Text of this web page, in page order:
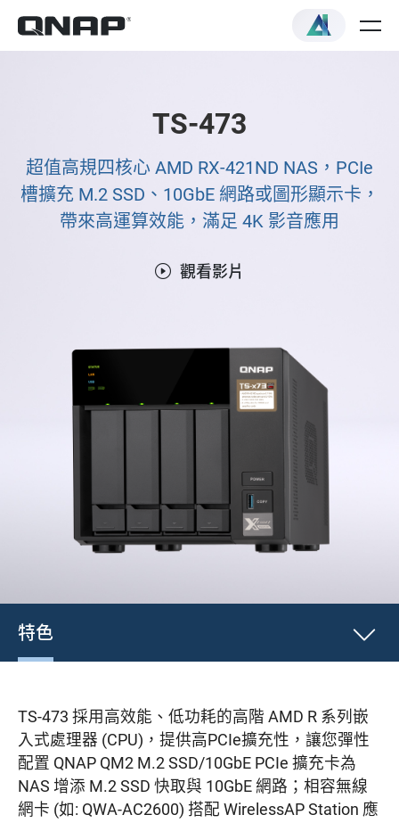
TS-473
超值高規四核心 AMD RX-421ND NAS，PCIe
槽擴充 M.2 SSD、10GbE 網路或圖形顯示卡，
帶來高運算效能，滿足 4K 影音應用
觀看影片
特色
TS-473 採用高效能、低功耗的高階 AMD R 系列嵌
入式處理器 (CPU)，提供高PCIe擴充性，讓您彈性
配置 QNAP QM2 M.2 SSD/10GbE PCIe 擴充卡為
NAS 增添 M.2 SSD 快取與 10GbE 網路；相容無線
網卡 (如: QWA-AC2600) 搭配 WirelessAP Station 應